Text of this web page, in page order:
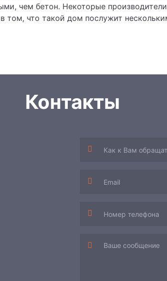
чем бетон. Некоторые
том, что такой дом послужит
Контакты